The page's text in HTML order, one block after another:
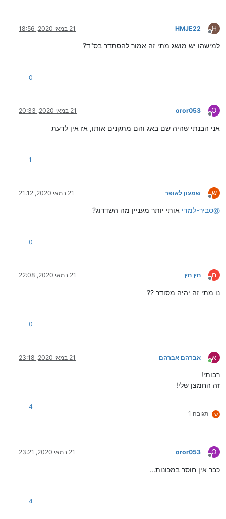
H
מנותק
HMJE22 21 במאי 2020, 18:56
למישהו יש מושג מתי זה אמור להסתדר בס"ד?
0
O
מנותק
oror053 21 במאי 2020, 20:33
אני הבנתי שהיה שם באג והם מתקנים אותו, אז אין לדעת
1
ש
מנותק
שמעון לאופר 21 במאי 2020, 21:12
@סביר-למדי אותי יותר מעניין מה השדרוג?
0
ח
מנותק
חץ חץ 21 במאי 2020, 22:08
נו מתי זה יהיה מסודר ??
0
א
מחובר
אברהם אברהם 21 במאי 2020, 23:18
רבותי!
זה החמצן שלי!
ש תגובה 1
4
O
מנותק
oror053 21 במאי 2020, 23:21
כבר אין חוסר במכונות...
4